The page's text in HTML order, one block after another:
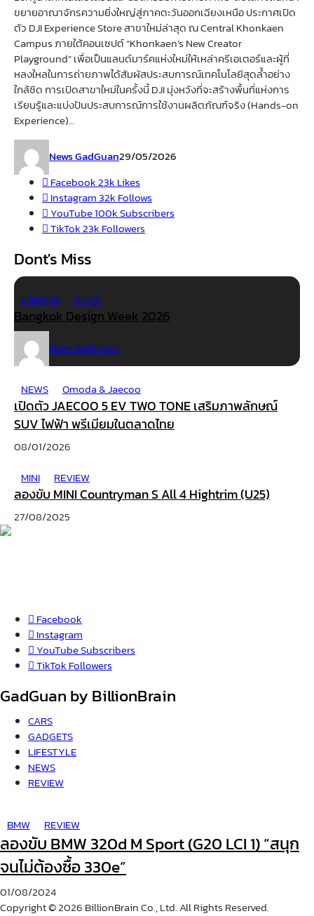
ขยายอาณาจักรความยิ่งใหญ่สู่ภาคตะวันออกเฉียงเหนือ ประกาศเปิด
ตัว DJI Experience Store สาขาใหม่ล่าสุด ณ Central Khonkaen
Campus ภายใต้คอนเซปต์ “Khonkaen’s New Creator
Playground” เพื่อเป็นแลนด์มาร์คแห่งใหม่ให้เหล่าครีเอเตอร์และผู้ที่
หลงใหลในการถ่ายภาพได้สัมผัสประสบการณ์เทคโนโลยีสุดล้ำอย่าง
ใกล้ชิด การเปิดสาขาใหม่ในครั้งนี้ DJI มุ่งหวังที่จะสร้างพื้นที่แห่งการ
เรียนรู้และแบ่งปันประสบการณ์การใช้งานผลิตภัณฑ์จริง (Hands-on
Experience)...
News GadGuan29/05/2026
Facebook23k Likes
Instagram32k Follows
YouTube100kSubscribers
TikTok23k Followers
Dont's Miss
Lifestyle NEWS
Bangkok Design Week 2026
News GadGuan
NEWS Omoda & Jaecoo
เปิดตัว JAECOO 5 EV TWO TONE เสริมภาพลักษณ์
SUV ไฟฟ้า พรีเมียมในตลาดไทย
08/01/2026
MINI
REVIEW
ลองขับ MINI Countryman S All 4 Hightrim (U25)
27/08/2025
Facebook
Instagram
YouTubeSubscribers
TikTok Followers
GadGuan by BillionBrain
CARS
GADGETS
LIFESTYLE
NEWS
REVIEW
BMW REVIEW
ลองขับ BMW 320d M Sport (G20 LCI 1) “สนุก
จนไม่ต้องซื้อ 330e”
01/08/2024
Copyright © 2026 BillionBrain Co., Ltd. All Rights Reserved.